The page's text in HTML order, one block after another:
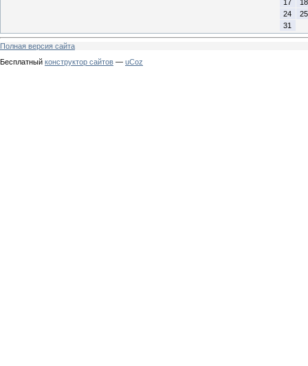
17
18
24
25
31
Полная версия сайта
Бесплатный конструктор сайтов — uCoz